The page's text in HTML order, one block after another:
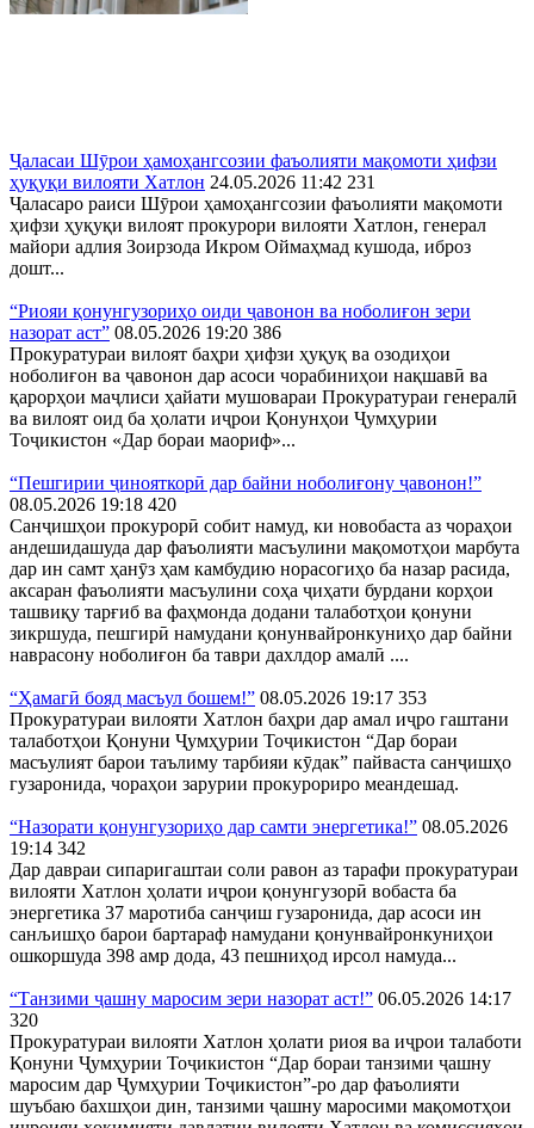
Ҷаласаи Шӯрои ҳамоҳангсозии фаъолияти мақомоти ҳифзи
ҳуқуқи вилояти Хатлон 24.05.2026 11:42 231
Ҷаласаро раиси Шӯрои ҳамоҳангсозии фаъолияти мақомоти
ҳифзи ҳуқуқи вилоят прокурори вилояти Хатлон, генерал
майори адлия Зоирзода Икром Оймаҳмад кушода, иброз
дошт...
“Риояи қонунгузориҳо оиди ҷавонон ва ноболиғон зери
назорат аст” 08.05.2026 19:20 386
Прокуратураи вилоят баҳри ҳифзи ҳуқуқ ва озодиҳои
ноболиғон ва ҷавонон дар асоси чорабиниҳои нақшавӣ ва
қарорҳои маҷлиси ҳайати мушовараи Прокуратураи генералӣ
ва вилоят оид ба ҳолати иҷрои Қонунҳои Ҷумҳурии
Тоҷикистон «Дар бораи маориф»...
“Пешгирии ҷинояткорӣ дар байни ноболиғону ҷавонон!”
08.05.2026 19:18 420
Санҷишҳои прокурорӣ собит намуд, ки новобаста аз чораҳои
андешидашуда дар фаъолияти масъулини мақомотҳои марбута
дар ин самт ҳанӯз ҳам камбудию норасогиҳо ба назар расида,
аксаран фаъолияти масъулини соҳа ҷиҳати бурдани корҳои
ташвиқу тарғиб ва фаҳмонда додани талаботҳои қонуни
зикршуда, пешгирӣ намудани қонунвайронкуниҳо дар байни
наврасону ноболиғон ба таври дахлдор амалӣ ....
“Ҳамагӣ бояд масъул бошем!” 08.05.2026 19:17 353
Прокуратураи вилояти Хатлон баҳри дар амал иҷро гаштани
талаботҳои Қонуни Ҷумҳурии Тоҷикистон “Дар бораи
масъулият барои таълиму тарбияи кӯдак” пайваста санҷишҳо
гузаронида, чораҳои зарурии прокурориро меандешад.
“Назорати қонунгузориҳо дар самти энергетика!” 08.05.2026
19:14 342
Дар давраи сипаригаштаи соли равон аз тарафи прокуратураи
вилояти Хатлон ҳолати иҷрои қонунгузорӣ вобаста ба
энергетика 37 маротиба санҷиш гузаронида, дар асоси ин
санљишҳо барои бартараф намудани қонунвайронкуниҳои
ошкоршуда 398 амр дода, 43 пешниҳод ирсол намуда...
“Танзими ҷашну маросим зери назорат аст!” 06.05.2026 14:17
320
Прокуратураи вилояти Хатлон ҳолати риоя ва иҷрои талаботи
Қонуни Ҷумҳурии Тоҷикистон “Дар бораи танзими ҷашну
маросим дар Ҷумҳурии Тоҷикистон”-ро дар фаъолияти
шуъбаю бахшҳои дин, танзими ҷашну маросими мақомотҳои